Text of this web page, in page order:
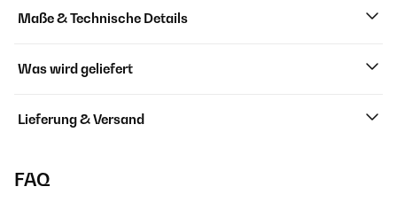
Maße & Technische Details
Was wird geliefert
Lieferung & Versand
FAQ